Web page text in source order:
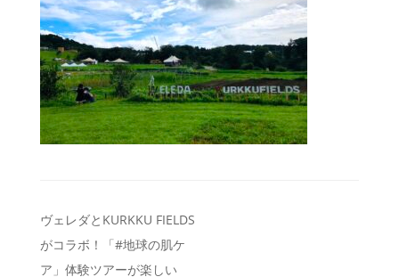
投
稿
ヴェレダとKURKKU FIELDS
がコラボ！「#地球の肌ケ
ア」体験ツアーが楽しい